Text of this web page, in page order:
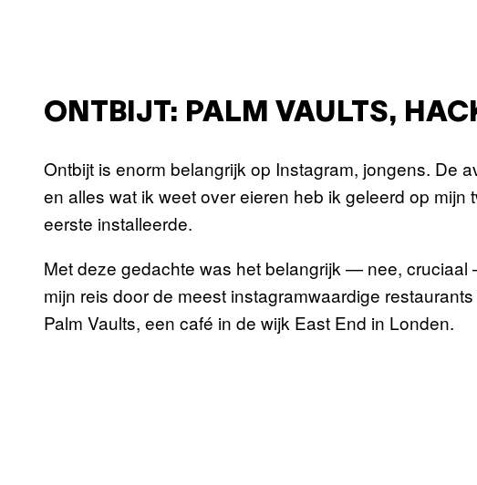
ONTBIJT: PALM VAULTS,
Ontbijt is enorm belangrijk op Instagram, jongens. De
en alles wat ik weet over eieren heb ik geleerd op mijn
eerste installeerde.
Met deze gedachte was het belangrijk — nee,
mijn reis door de meest instagramwaardige
Palm Vaults, een café in de wijk East End in Londen.